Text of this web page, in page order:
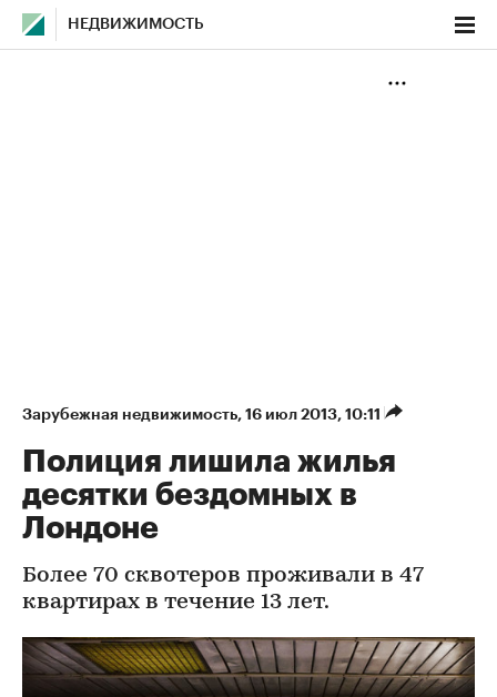
НЕДВИЖИМОСТЬ
Зарубежная недвижимость⁠, 16 июл 2013, 10:11
Полиция лишила жилья
десятки бездомных в
Лондоне
Более 70 сквотеров проживали в 47
квартирах в течение 13 лет.